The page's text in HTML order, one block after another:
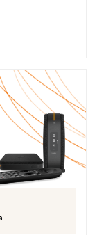
Engagement 12 mois